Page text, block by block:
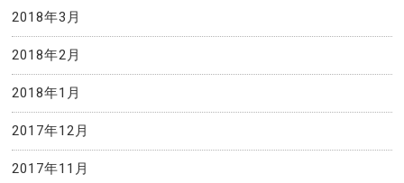
2018年3月
2018年2月
2018年1月
2017年12月
2017年11月